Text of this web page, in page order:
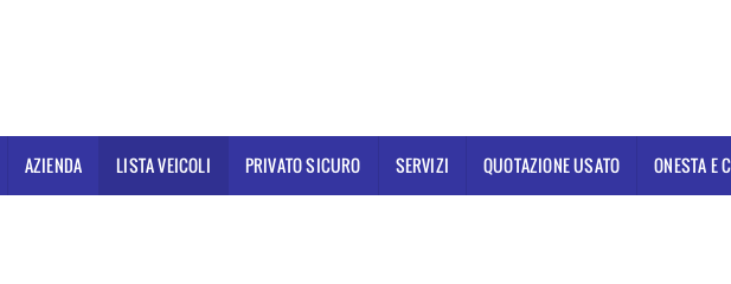
AZIENDA LISTA VEICOLI PRIVATO SICURO SERVIZI QUOTAZIONE USATO ONESTA E